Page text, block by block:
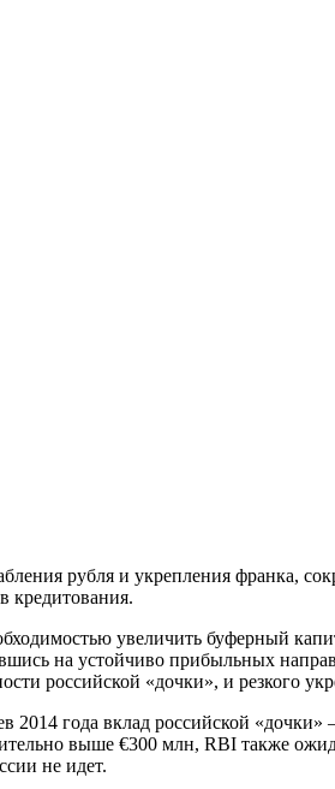
рубля и укрепления франка,
кредитования.
увеличить буферный
на устойчиво прибыльных
российской «дочки», и резкого
года вклад российской
выше €300 млн, RBI также
не идет.